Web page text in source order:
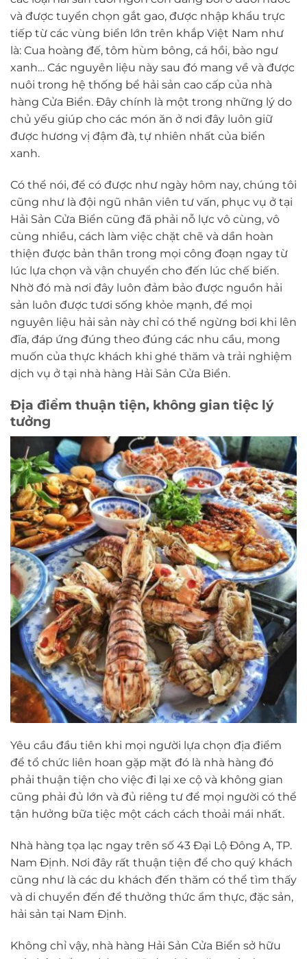
và được tuyển chọn gắt gao, được nhập khẩu trực
tiếp từ các vùng biển lớn trên khắp Việt Nam như
là: Cua hoàng đế, tôm hùm bông, cá hồi, bào ngư
xanh… Các nguyên liệu này sau đó mang về và được
nuôi trong hệ thống bể hải sản cao cấp của nhà
hàng Cửa Biển. Đây chính là một trong những lý do
chủ yếu giúp cho các món ăn ở nơi đây luôn giữ
được hương vị đậm đà, tự nhiên nhất của biển
xanh.
Có thể nói, để có được như ngày hôm nay, chúng tôi
cũng như là đội ngũ nhân viên tư vấn, phục vụ ở tại
Hải Sản Cửa Biển cũng đã phải nỗ lực vô cùng, vô
cùng nhiều, cách làm việc chặt chẽ và dần hoàn
thiện được bản thân trong mọi công đoạn ngay từ
lúc lựa chọn và vận chuyển cho đến lúc chế biến.
Nhờ đó mà nơi đây luôn đảm bảo được nguồn hải
sản luôn được tươi sống khỏe mạnh, để mọi
nguyên liệu hải sản này chỉ có thể ngừng bơi khi lên
đĩa, đáp ứng đúng theo đúng các nhu cầu, mong
muốn của thực khách khi ghé thăm và trải nghiệm
dịch vụ ở tại nhà hàng Hải Sản Cửa Biển.
Địa điểm thuận tiện, không gian tiệc lý
tưởng
Yêu cầu đầu tiên khi mọi người lựa chọn địa điểm
để tổ chức liên hoan gặp mặt đó là nhà hàng đó
phải thuận tiện cho việc đi lại xe cộ và không gian
cũng phải đủ lớn và đủ riêng tư để mọi người có thể
tận hưởng bữa tiệc một cách cách thoải mái nhất.
Nhà hàng tọa lạc ngay trên số 43 Đại Lộ Đông A, TP.
Nam Định. Nơi đây rất thuận tiện để cho quý khách
cũng như là các du khách đến thăm có thể tìm thấy
và di chuyển đến để thưởng thức ẩm thực, đặc sản,
hải sản tại Nam Định.
Không chỉ vậy, nhà hàng Hải Sản Cửa Biển sở hữu